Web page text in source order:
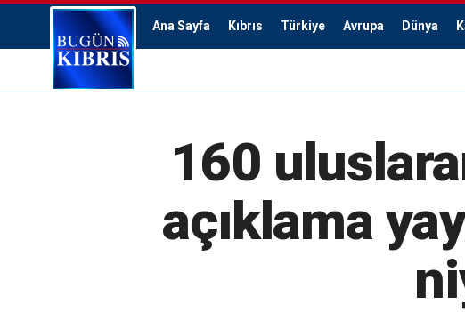
Ana Sayfa Kıbrıs Türkiye Avrupa Dünya
160
açıklama